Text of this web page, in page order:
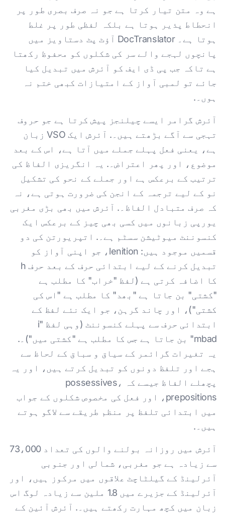
ہے وہ متن تیار کرتا ہے جو نہ صرف بصری طور پر
انحطاط پذیر ہوتا ہے بلکہ لفظی طور پر غلط
ہوتا ہے۔ DocTranslator آؤٹ پٹ دستاویز میں
پانچوں لہجے والے سر کی شکلوں کو محفوظ رکھتا
ہے تاکہ جب پی ڈی ایف کو آئرش میں تبدیل کیا
جائے تو لمبی آواز کے امتیازات کبھی ختم نہ
ہوں۔.
آئرش گرامر ایسے چیلنجز پیش کرتا ہے جو حروف
تہجی سے آگے بڑھتے ہیں۔. آئرش ایک VSO زبان
ہے، یعنی فعل پہلے جملے میں آتا ہے، اس کے بعد
موضوع، اور پھر اعتراض۔. یہ انگریزی الفاظ کی
ترتیب کے برعکس ہے اور جملے کے نحو کی تشکیل
نو کے لیے ترجمہ کے انجن کی ضرورت ہوتی ہے، نہ
کہ صرف متبادل الفاظ۔. آئرش میں بھی بڑی مغربی
یورپی زبانوں میں کسی بھی چیز کے برعکس ایک
کنسوننٹ میوٹیشن سسٹم ہے۔. اتپریورتن کی دو
قسمیں موجود ہیں: lenition، جو اپنی آواز کو
تبدیل کرنے کے لیے ابتدائی حرف کے بعد حرف h
کا اضافہ کرتی ہے (لفظ "خراب" کا مطلب ہے
"کشتی" بن جاتا ہے "بھد" کا مطلب ہے "اس کی
کشتی")، اور چاند گرہن، جو ایک نئے لفظ کے
ابتدائی حرف سے پہلے کنسوننٹ (وہی لفظ "i
mbad" بن جاتا ہے جس کا مطلب ہے "کشتی میں")۔.
یہ تغیرات گرائمر کے سیاق و سباق کے لحاظ سے
ہجے اور تلفظ دونوں کو تبدیل کرتے ہیں، اور یہ
پچھلے الفاظ جیسے کہ possessives،
prepositions، اور فعل کی مخصوص شکلوں کے جواب
میں ابتدائی تلفظ پر منظم طریقے سے لاگو ہوتے
ہیں۔.
آئرش میں روزانہ بولنے والوں کی تعداد 73،000
سے زیادہ ہے جو مغربی، شمالی اور جنوبی
آئرلینڈ کے گیلٹاچٹ علاقوں میں مرکوز ہیں، اور
آئرلینڈ کے جزیرے میں 1.8 ملین سے زیادہ لوگ اس
زبان میں کچھ مہارت رکھتے ہیں۔. آئرش آئین کے